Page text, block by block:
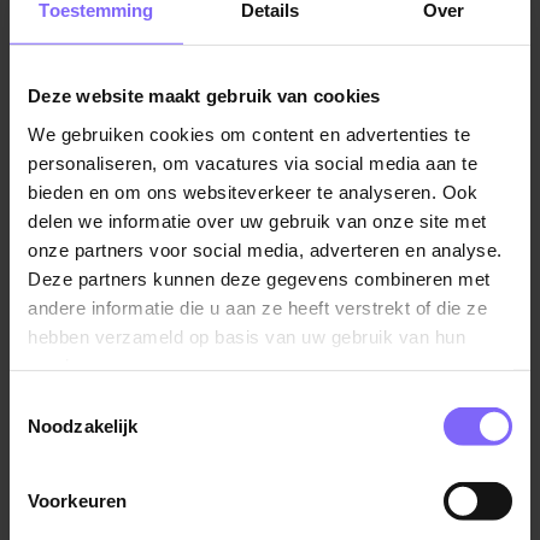
Toestemming Details Over
Deze website maakt gebruik van cookies
We gebruiken cookies om content en advertenties te
personaliseren, om vacatures via social media aan te
bieden en om ons websiteverkeer te analyseren. Ook
delen we informatie over uw gebruik van onze site met
onze partners voor social media, adverteren en analyse.
Deze partners kunnen deze gegevens combineren met
andere informatie die u aan ze heeft verstrekt of die ze
hebben verzameld op basis van uw gebruik van hun
Noodzakelijk
Voorkeuren
opstaan en naar bed gaan, persoonlijke verzorging (wassen,
douchen en gebitsverzorging) en het geven van medicatie.
blijven wonen, in hun eigen vertrouwde omgeving.
Wij hebben de mooiste baan voor jou!
Bij Meander krijg je de kans om werken en leren te
combineren! Tijdens het driedelige opleidingstraject word je
opgeleid van Zorghulp tot Helpende plus in de thuiszorg.
Je start in februari 2026 met een korte ADL-training en
werkt meteen als Zorghulp in de thuiszorg. Daarna groei je
door naar Leerling Helpende Plus met het behalen van een
erkend MBO-certificaat. Na de zomervakantie van 2026
start je met de opleiding Helpende Zorg & Welzijn, inclusief
het keuzedeel Helpende Plus. Zo ontwikkel je jezelf stap
de drie stappen en werkzaamheden die jij per